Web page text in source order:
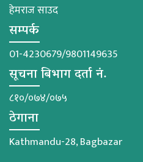
हेमराज साउद
सम्पर्क
01-4230679/9801149635
सूचना बिभाग दर्ता नं.
८१०/०७४/०७५
ठेगाना
Kathmandu-28, Bagbazar